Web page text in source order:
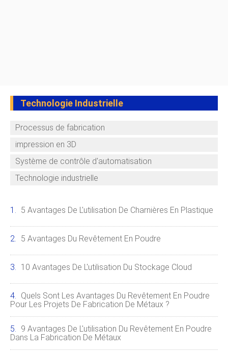
Technologie Industrielle
Processus de fabrication
impression en 3D
Système de contrôle d'automatisation
Technologie industrielle
5 Avantages De L'utilisation De Charnières En Plastique
5 Avantages Du Revêtement En Poudre
10 Avantages De L'utilisation Du Stockage Cloud
Quels Sont Les Avantages Du Revêtement En Poudre
Pour Les Projets De Fabrication De Métaux ?
9 Avantages De L'utilisation Du Revêtement En Poudre
Dans La Fabrication De Métaux